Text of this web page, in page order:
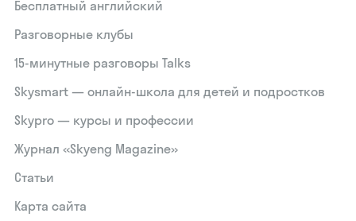
Бесплатный английский
Разговорные клубы
15‑минутные разговоры Talks
Skysmart — онлайн-школа для детей и подростков
Skypro — курсы и профессии
Журнал «Skyeng Magazine»
Статьи
Карта сайта